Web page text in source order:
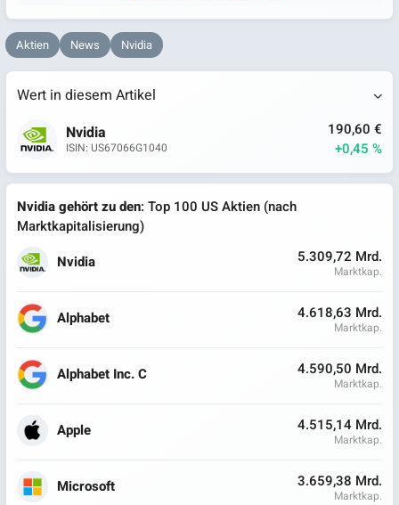
Aktien News Nvidia
Wert in diesem Artikel
Nvidia
ISIN: US67066G1040
190,60 €
+0,45 %
Nvidia gehört zu den: Top 100 US Aktien (nach
Marktkapitalisierung)
Nvidia
5.309,72 Mrd.
Marktkap.
Alphabet 4.618,63 Mrd.
Marktkap.
Alphabet Inc. C 4.590,50 Mrd.
Marktkap.
Apple 4.515,14 Mrd.
Marktkap.
Microsoft 3.659,38 Mrd.
Marktkap.